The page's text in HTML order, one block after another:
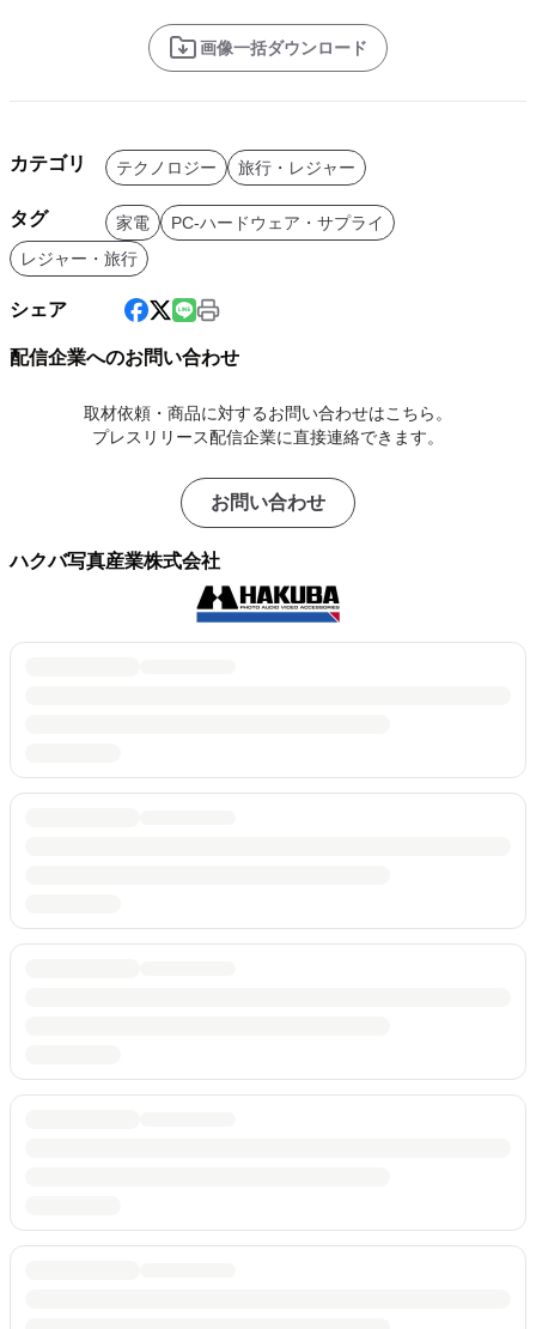
画像一括ダウンロード
カテゴリ テクノロジー 旅行・レジャー
タグ 家電
PC-ハードウェア・サプライ
レジャー・旅行
シェア
配信企業へのお問い合わせ
取材依頼・商品に対するお問い合わせはこちら。
プレスリリース配信企業に直接連絡できます。
お問い合わせ
ハクバ写真産業株式会社